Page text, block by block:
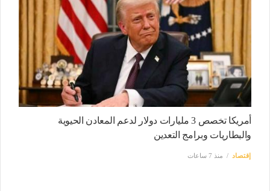
أمريكا تخصص 3 مليارات دولار لدعم المعادن الحيوية
والبطاريات وبرامج التعدين
إقتصاد منذ 7 ساعات